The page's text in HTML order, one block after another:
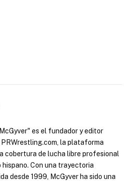
es el fundador y editor
la plataforma
cobertura de lucha libre profesional
hispano. Con una trayectoria
desde 1999, McGyver ha sido una